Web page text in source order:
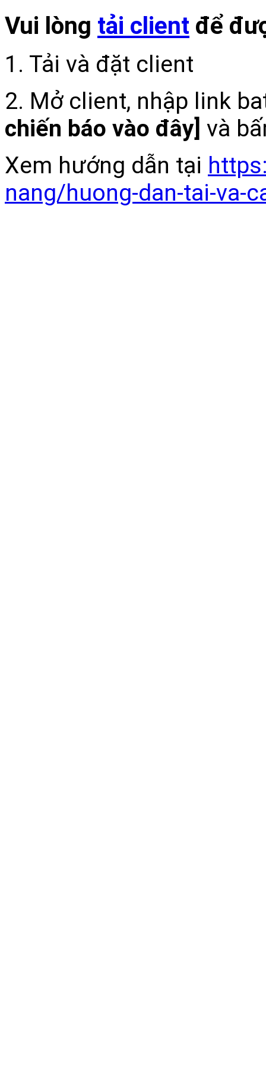
Vui lòng tải client để
1. Tải và đặt client
2. Mở client, nhập link
chiến báo vào đây] và
Xem hướng dẫn tại
nang/huong-dan-tai-va-